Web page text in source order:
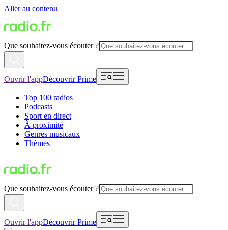
Aller au contenu
Que souhaitez-vous écouter ?
Ouvrir l'appDécouvrir Prime
Top 100 radios
Podcasts
Sport en direct
À proximité
Genres musicaux
Thèmes
Que souhaitez-vous écouter ?
Ouvrir l'appDécouvrir Prime